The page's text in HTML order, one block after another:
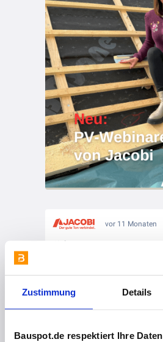
Zustimmung Details
Bauspot.de respektiert Ihre Daten
vor 11 Monaten
Sichere PV-Montage